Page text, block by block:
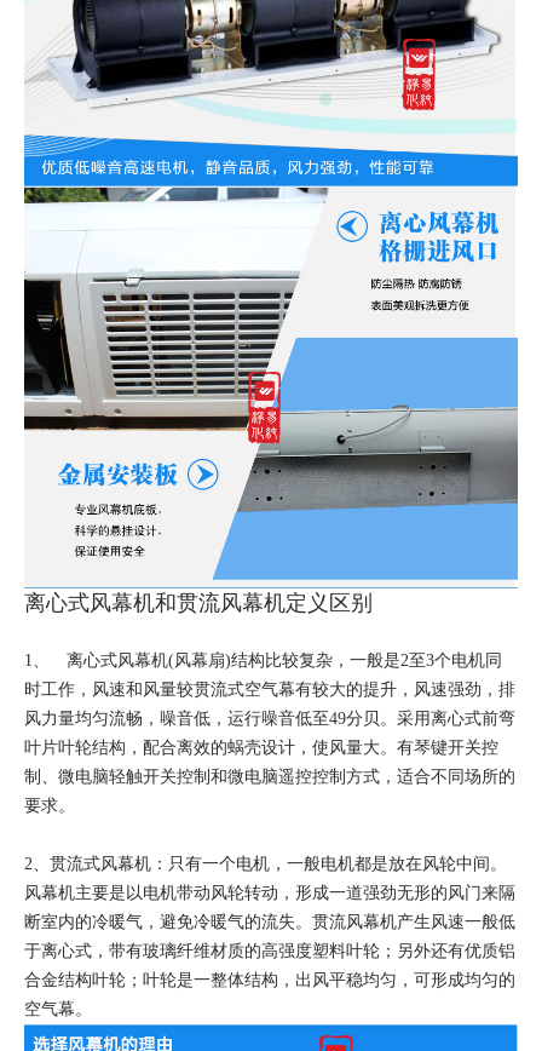
离心式风幕机和贯流风幕机定义区别
1、 离心式风幕机(风幕扇)结构比较复杂，一般是2至3个电机同
时工作，风速和风量较贯流式空气幕有较大的提升，风速强劲，排
风力量均匀流畅，噪音低，运行噪音低至49分贝。采用离心式前弯
叶片叶轮结构，配合离效的蜗壳设计，使风量大。有琴键开关控
制、微电脑轻触开关控制和微电脑遥控控制方式，适合不同场所的
要求。
2、贯流式风幕机：只有一个电机，一般电机都是放在风轮中间。
风幕机主要是以电机带动风轮转动，形成一道强劲无形的风门来隔
断室内的冷暖气，避免冷暖气的流失。贯流风幕机产生风速一般低
于离心式，带有玻璃纤维材质的高强度塑料叶轮；另外还有优质铝
合金结构叶轮；叶轮是一整体结构，出风平稳均匀，可形成均匀的
空气幕。